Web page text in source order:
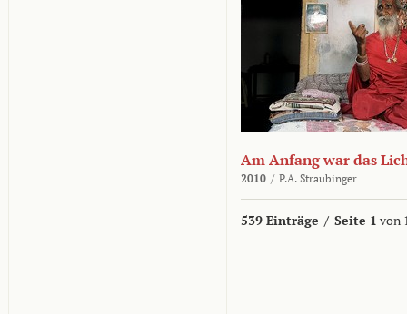
Am Anfang war das
2010 / P.A. Straubinger
539 Einträge / Seite 1 von